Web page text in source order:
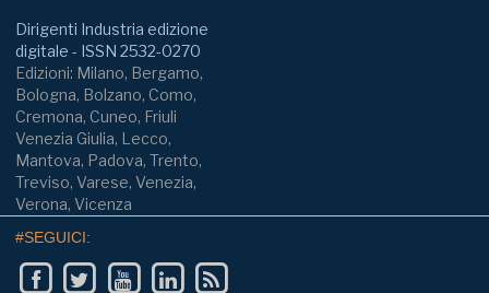
Dirigenti Industria edizione
digitale - ISSN 2532-0270
Edizioni: Milano, Bergamo,
Bologna, Bolzano, Como,
Cremona, Cuneo, Friuli
Venezia Giulia, Lecco,
Mantova, Padova, Trento,
Treviso, Varese, Venezia,
Verona, Vicenza
#SEGUICI: